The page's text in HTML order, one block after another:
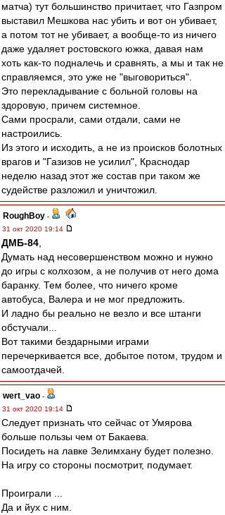
матча) тут большинство причитает, что Газпром
выставил Мешкова нас убить и вот он убивает,
а потом тот не убивает, а вообще-то из ничего
даже удаляет ростовского южка, давая нам
хоть как-то подналечь и сравнять, а мы и так не
справляемся, это уже не "выговориться".
Это перекладывание с больной головы на
здоровую, причем системное.
Сами просрали, сами отдали, сами не
настроились.
Из этого и исходить, а не из происков болотных
врагов и "Газизов не усилил", Краснодар
неделю назад этот же состав при таком же
судействе разложил и уничтожил.
RoughBoy -
31 окт 2020 19:14
ДМБ-84
Думать над несовершенством можно и нужно
до игры с колхозом, а не получив от него дома
баранку. Тем более, что ничего кроме
автобуса, Валера и не мог предложить.
И ладно бы реально не везло и все штанги
обстучали...
Вот такими бездарными играми
перечеркивается все, добытое потом, трудом и
самоотдачей.
wert_vao -
31 окт 2020 19:14
Следует признать что сейчас от Умярова
больше пользы чем от Бакаева.
Посидеть на лавке Зелимхану будет полезно.
На игру со стороны посмотрит, подумает.
Проиграли ...
Да и йух с ним.